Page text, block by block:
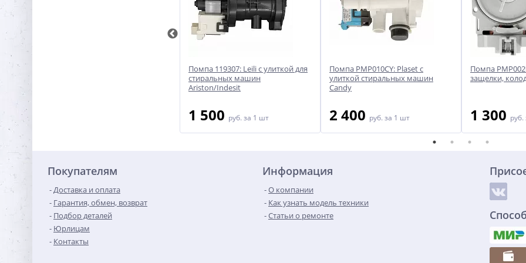
Помпа 119307: Leili с улиткой для
стиральных машин
Ariston/Indesit
1 500 руб. за 1 шт
Помпа PMP010CY: Plaset с
улиткой стиральных машин
Candy
2 400 руб. за 1 шт
Помпа
защелки,
1 300 руб.
Покупателям
Доставка и оплата
Гарантия, обмен, возврат
Подбор деталей
Юрлицам
Контакты
Информация
О компании
Как узнать модель техники
Статьи о ремонте